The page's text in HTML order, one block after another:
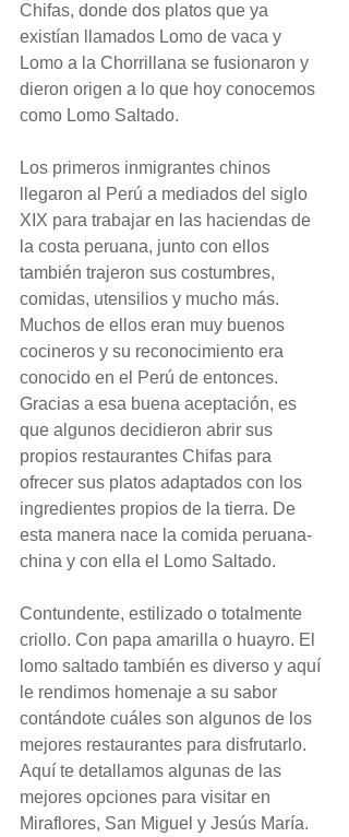
Chifas, donde dos platos que ya
existían llamados Lomo de vaca y
Lomo a la Chorrillana se fusionaron y
dieron origen a lo que hoy conocemos
como Lomo Saltado.
Los primeros inmigrantes chinos
llegaron al Perú a mediados del siglo
XIX para trabajar en las haciendas de
la costa peruana, junto con ellos
también trajeron sus costumbres,
comidas, utensilios y mucho más.
Muchos de ellos eran muy buenos
cocineros y su reconocimiento era
conocido en el Perú de entonces.
Gracias a esa buena aceptación, es
que algunos decidieron abrir sus
propios restaurantes Chifas para
ofrecer sus platos adaptados con los
ingredientes propios de la tierra. De
esta manera nace la comida peruana-
china y con ella el Lomo Saltado.
Contundente, estilizado o totalmente
criollo. Con papa amarilla o huayro. El
lomo saltado también es diverso y aquí
le rendimos homenaje a su sabor
contándote cuáles son algunos de los
mejores restaurantes para disfrutarlo.
Aquí te detallamos algunas de las
mejores opciones para visitar en
Miraflores, San Miguel y Jesús María.